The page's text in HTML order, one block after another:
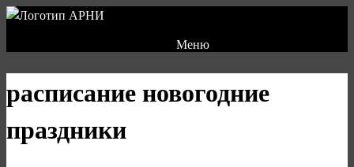
Меню
расписание новогодние
праздники